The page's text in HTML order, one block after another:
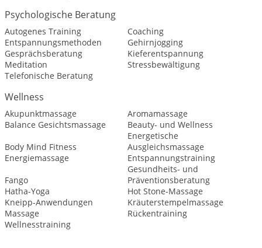
Psychologische Beratung
Autogenes Training
Coaching
Entspannungsmethoden
Gehirnjogging
Gesprächsberatung
Kieferentspannung
Meditation
Stressbewältigung
Telefonische Beratung
Wellness
Akupunktmassage
Aromamassage
Balance Gesichtsmassage
Beauty- und Wellness
Body Mind Fitness
Energetische
Ausgleichsmassage
Energiemassage
Entspannungstraining
Fango
Gesundheits- und
Präventionsberatung
Hatha-Yoga
Hot Stone-Massage
Kneipp-Anwendungen
Kräuterstempelmassage
Massage
Rückentraining
Wellnesstraining